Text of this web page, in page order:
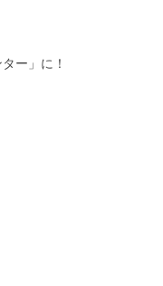
ー」に！